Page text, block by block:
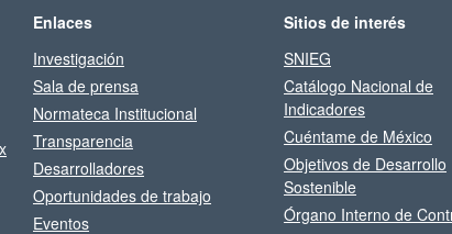
Enlaces
Investigación
Sala de prensa
Normateca Institucional
Transparencia
Desarrolladores
Oportunidades de trabajo
Eventos
Sitios de interés
SNIEG
Catálogo Nacional de
Indicadores
Cuéntame de México
Objetivos de Desarrollo
Sostenible
Órgano Interno de